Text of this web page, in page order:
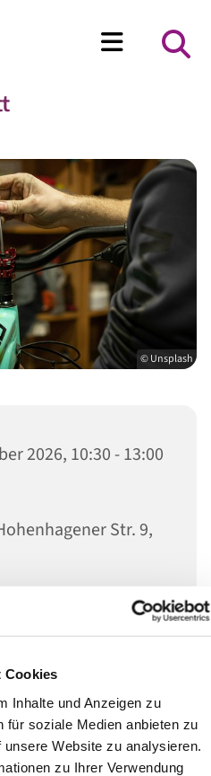
Cookies
Inhalte und Anzeigen zu
für soziale Medien anbieten zu
Website zu analysieren.
zu Ihrer Verwendung
© Unsplash
2026, 10:30 - 13:00
Str. 9,
Unkostenbeitrages. Die
ehrenamtliche
Werkes.